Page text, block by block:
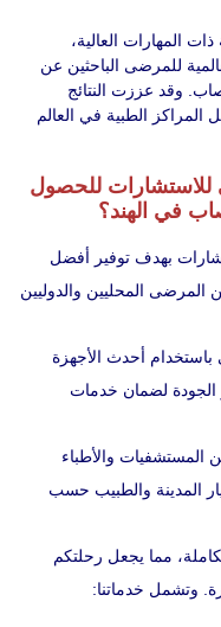
المهارات العالية،
للمرضى الباحثين عن
وقد عززت النتائج
المراكز الطبية في العالم
للاستشارات للحصول
في الهند؟
بهدف توفير أفضل
المرضى المحليين والدوليين
أحدث الأجهزة
الجودة لضمان خدمات
والأطباء
المدينة والطبيب حسب
مما يجعل رحلتكم
وتشمل خدماتنا: